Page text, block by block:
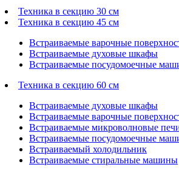
Техника в секцию 30 см
Техника в секцию 45 см
Встраиваемые варочные
Встраиваемые духовые шкафы
Встраиваемые посудомоечные
Техника в секцию 60 см
Встраиваемые духовые шкафы
Встраиваемые варочные
Встраиваемые микроволновые
Встраиваемые посудомоечные
Встраиваемый холодильник
Встраиваемые стиральные машины